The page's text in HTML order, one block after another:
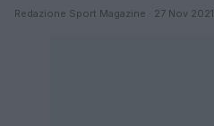
Redazione Sport Magazine · 27 Nov 2021